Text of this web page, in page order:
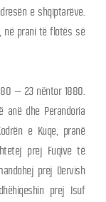
e shqiptarëve.
në prani të flotës së
– 23 nëntor 1880.
anë dhe Perandoria
e Kuqe, pranë
prej Fuqive të
prej Dervish
prej Isuf